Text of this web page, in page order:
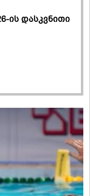
ის დასკვნითი